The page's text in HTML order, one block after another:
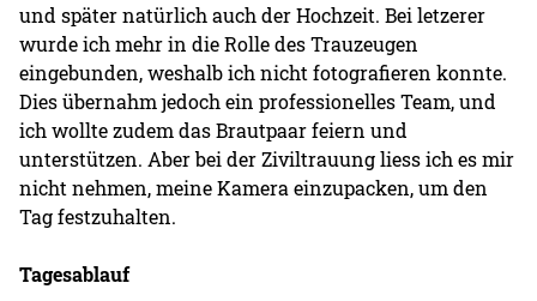
und später natürlich auch der Hochzeit. Bei letzerer
wurde ich mehr in die Rolle des Trauzeugen
eingebunden, weshalb ich nicht fotografieren konnte.
Dies übernahm jedoch ein professionelles Team, und
ich wollte zudem das Brautpaar feiern und
unterstützen. Aber bei der Ziviltrauung liess ich es mir
nicht nehmen, meine Kamera einzupacken, um den
Tag festzuhalten.
Tagesablauf